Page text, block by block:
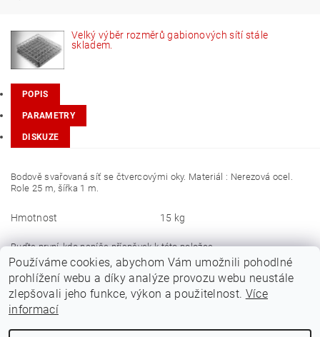
Velký výběr rozměrů gabionových sítí stále
skladem.
POPIS
PARAMETRY
DISKUZE
Bodově svařovaná síť se čtvercovými oky. Materiál : Nerezová ocel.
Role 25 m, šířka 1 m.
Hmotnost 15 kg
Buďte první, kdo napíše příspěvek k této položce.
Přidat komentář
Používáme cookies, abychom Vám umožnili pohodlné
prohlížení webu a díky analýze provozu webu neustále
zlepšovali jeho funkce, výkon a použitelnost. Více
informací